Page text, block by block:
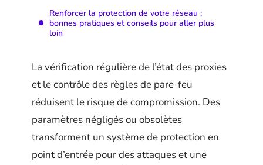
Renforcer la protection de votre réseau :
bonnes pratiques et conseils pour aller plus
loin
La vérification régulière de l’état des proxies
et le contrôle des règles de pare-feu
réduisent le risque de compromission. Des
paramètres négligés ou obsolètes
transforment un système de protection en
point d’entrée pour des attaques et une